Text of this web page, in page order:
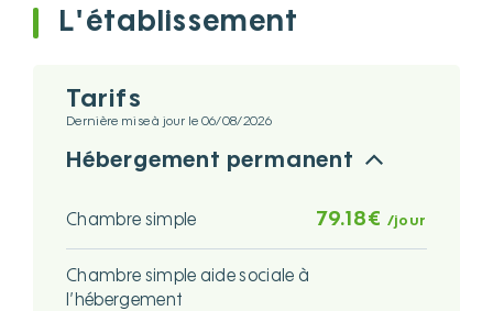
L'établissement
Tarifs
Dernière mise à jour le 06/08/2026
Hébergement permanent
Chambre simple 79.18€ /jour
Chambre simple aide sociale à
l’hébergement